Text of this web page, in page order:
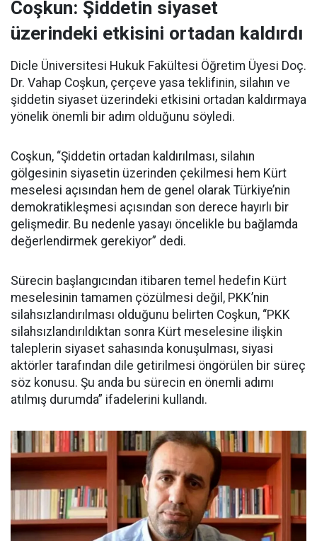
Coşkun: Şiddetin siyaset
üzerindeki etkisini ortadan kaldırdı
Dicle Üniversitesi Hukuk Fakültesi Öğretim Üyesi Doç.
Dr. Vahap Coşkun, çerçeve yasa teklifinin, silahın ve
şiddetin siyaset üzerindeki etkisini ortadan kaldırmaya
yönelik önemli bir adım olduğunu söyledi.
Coşkun, “Şiddetin ortadan kaldırılması, silahın
gölgesinin siyasetin üzerinden çekilmesi hem Kürt
meselesi açısından hem de genel olarak Türkiye’nin
demokratikleşmesi açısından son derece hayırlı bir
gelişmedir. Bu nedenle yasayı öncelikle bu bağlamda
değerlendirmek gerekiyor” dedi.
Sürecin başlangıcından itibaren temel hedefin Kürt
meselesinin tamamen çözülmesi değil, PKK’nin
silahsızlandırılması olduğunu belirten Coşkun, “PKK
silahsızlandırıldıktan sonra Kürt meselesine ilişkin
taleplerin siyaset sahasında konuşulması, siyasi
aktörler tarafından dile getirilmesi öngörülen bir süreç
söz konusu. Şu anda bu sürecin en önemli adımı
atılmış durumda” ifadelerini kullandı.